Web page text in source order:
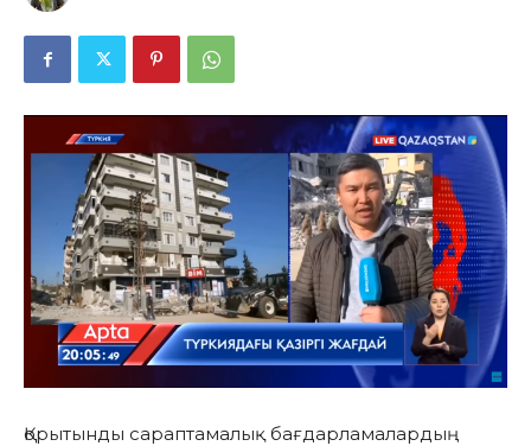
Қорытынды сараптамалық бағдарламалардың